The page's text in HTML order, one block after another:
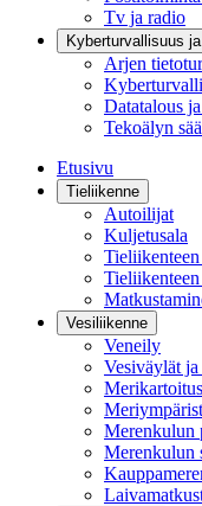
Tv ja radio
Kyberturvallisuus
Arjen
Datatalous
Tekoälyn
Etusivu
Tieliikenne
Autoilijat
Kuljetusala
Vesiliikenne
Veneily
Vesiväylät ja
Merikartoitus
Merenkulun
Merenkulun